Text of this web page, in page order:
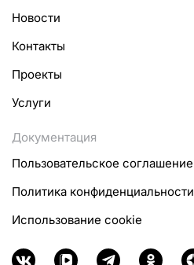
Новости
Контакты
Проекты
Услуги
Документация
Пользовательское соглашение
Политика конфиденциальности
Использование cookie